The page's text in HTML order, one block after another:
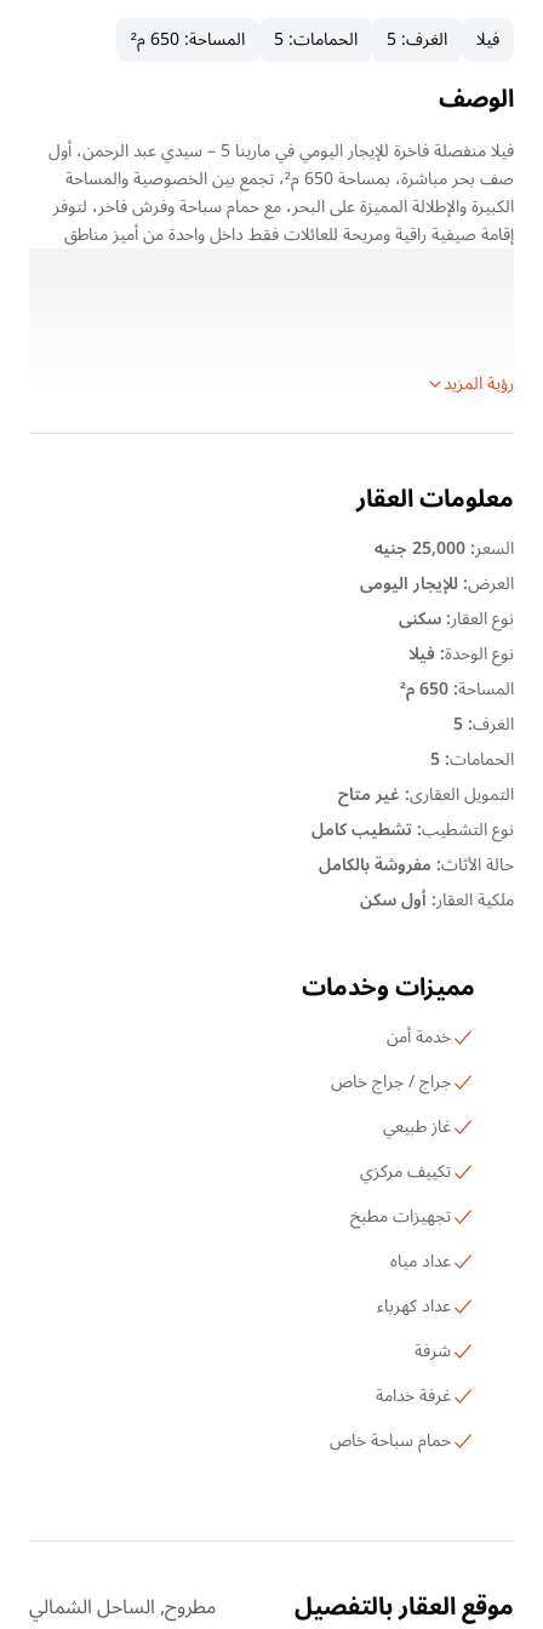
فيلا الغرف:
5 الحمامات:
5 المساحة:650 م²
الوصف
فيلا منفصلة فاخرة للإيجار اليومي في مارينا 5 – سيدي عبد الرحمن، أول
صف بحر مباشرة، بمساحة 650 م²، تجمع بين الخصوصية والمساحة
الكبيرة والإطلالة المميزة على البحر، مع حمام سباحة وفرش فاخر، لتوفر
إقامة صيفية راقية ومريحة للعائلات فقط داخل واحدة من أميز مناطق
رؤية المزيد
معلومات العقار
السعر:25,000 جنيه
العرض:للإيجار اليومى
نوع العقار:سكنى
نوع الوحدة:فيلا
المساحة:650 م²
الغرف:
5
الحمامات:
5
التمويل العقارى: غير متاح
نوع التشطيب:تشطيب كامل
حالة الأثاث: مفروشة بالكامل
ملكية العقار: أول سكن
مميزات وخدمات
خدمة أمن
جراج / جراج خاص
غاز طبيعي
تكييف مركزي
تجهيزات مطبخ
عداد مياه
عداد كهرباء
شرفة
غرفة خدامة
حمام سباحة خاص
موقع العقار بالتفصيل مطروح, الساحل الشمالي